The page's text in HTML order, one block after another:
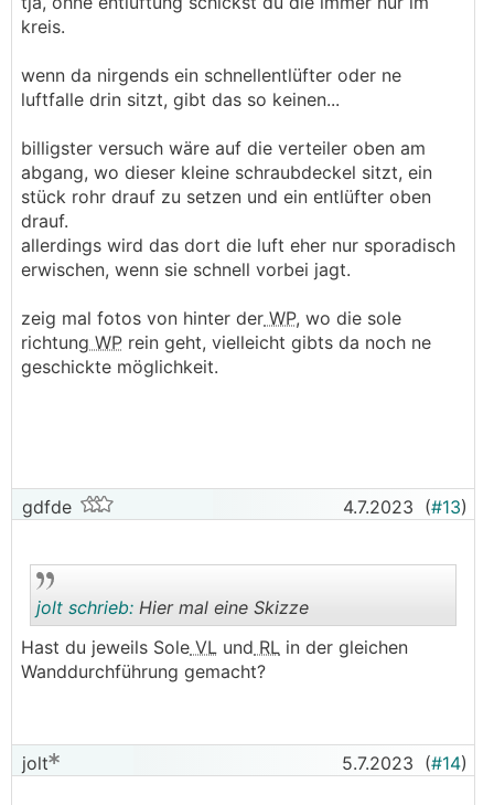
kreis.
wenn da nirgends ein schnellentlüfter oder ne
luftfalle drin sitzt, gibt das so keinen...
billigster versuch wäre auf die verteiler oben am
abgang, wo dieser kleine schraubdeckel sitzt, ein
stück rohr drauf zu setzen und ein entlüfter oben
drauf.
allerdings wird das dort die luft eher nur sporadisch
erwischen, wenn sie schnell vorbei jagt.
zeig mal fotos von hinter der WP, wo die sole
richtung WP rein geht, vielleicht gibts da noch ne
geschickte möglichkeit.
gdfde 4.7.2023 (#13)
jolt schrieb: Hier mal eine Skizze
Hast du jeweils Sole VL und RL in der gleichen
Wanddurchführung gemacht?
jolt 5.7.2023 (#14)